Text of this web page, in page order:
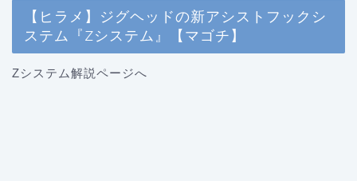
【ヒラメ】ジグヘッドの新アシストフックシ
ステム『Zシステム』【マゴチ】
Zシステム解説ページへ